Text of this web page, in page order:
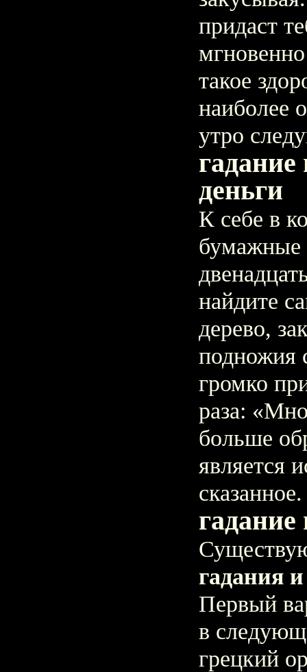
придаст
такое
наиболее
утро
деньги
К себе в
бумажные
найдите
дерево,
подножия
громко
раза:
больше
является
сказанное.
гадания
Первый
в
грецкий